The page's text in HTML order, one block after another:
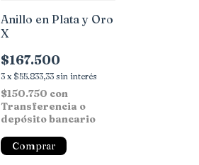
Anillo en Plata y Oro
X
$167.500
3 x $55.833,33 sin interés
$150.750 con
Transferencia o
depósito bancario
Comprar